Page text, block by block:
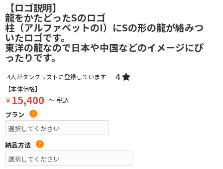
【ロゴ説明】
龍をかたどったSのロゴ
柱（アルファベットのI）にSの形の龍が絡みつ
いたロゴです。
東洋の龍なので日本や中国などのイメージにぴ
ったりです。
4人がタンクリストに登録しています 4
【本体価格】
￥ 15,400 ～ 税込
プラン
?
納品方法 ?